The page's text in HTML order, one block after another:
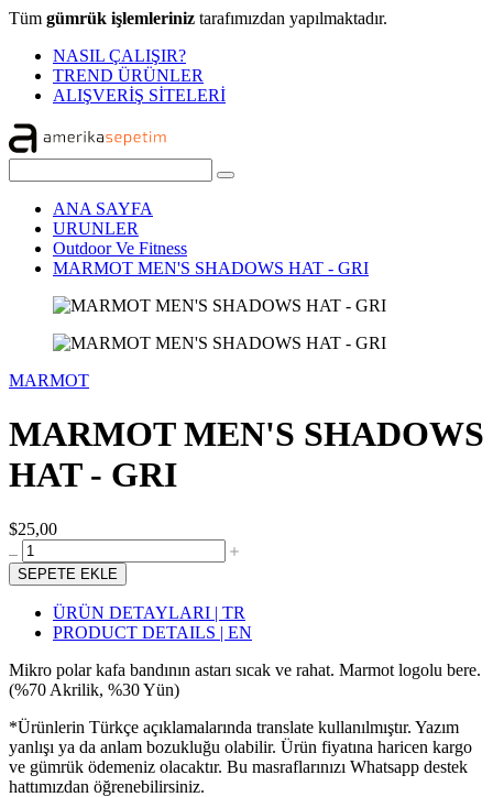
Tüm gümrük işlemleriniz tarafımızdan yapılmaktadır.
NASIL ÇALIŞIR?
TREND ÜRÜNLER
ALIŞVERİŞ SİTELERİ
ANA SAYFA
URUNLER
Outdoor Ve Fitness
MARMOT MEN'S SHADOWS HAT - GRI
MARMOT
MARMOT MEN'S SHADOWS
HAT - GRI
$25,00
SEPETE EKLE
ÜRÜN DETAYLARI | TR
PRODUCT DETAILS | EN
Mikro polar kafa bandının astarı sıcak ve rahat. Marmot logolu bere.
(%70 Akrilik, %30 Yün)
*Ürünlerin Türkçe açıklamalarında translate kullanılmıştır. Yazım
yanlışı ya da anlam bozukluğu olabilir. Ürün fiyatına haricen kargo
ve gümrük ödemeniz olacaktır. Bu masraflarınızı Whatsapp destek
hattımızdan öğrenebilirsiniz.